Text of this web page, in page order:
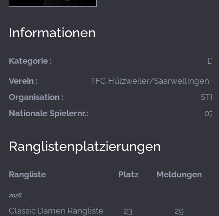
Informationen
Kategorie :
Verein :
TFC Hülzweiler/Saarwellingen
Organisation :
Nationale Spielernr.:
07-
Ranglistenplatzierungen
Rangliste Platz Meldungen
2026
Classic Damen Rangliste 23
29